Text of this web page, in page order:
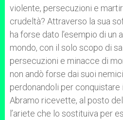
violente, persecuzioni e
crudeltà? Attraverso la sua
ha forse dato l’esempio di un
mondo, con il solo scopo di
persecuzioni e minacce di
non andò forse dai suoi
perdonandoli per conquistare
Abramo ricevette, al posto
l’ariete che lo sostituiva per